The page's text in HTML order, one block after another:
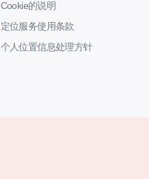
Cookie的说明
定位服务使用条款
个人位置信息处理方针